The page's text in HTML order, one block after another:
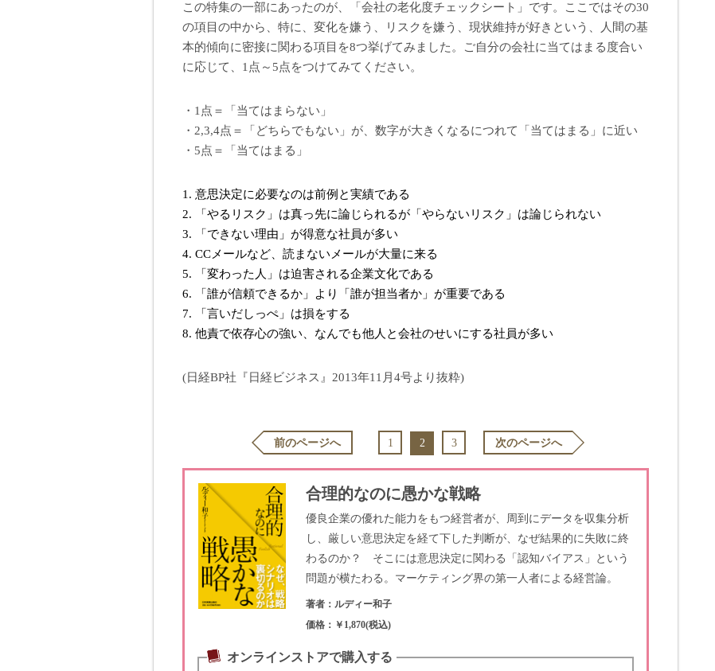
この特集の一部にあったのが、「会社の老化度チェックシート」です。ここではその30
の項目の中から、特に、変化を嫌う、リスクを嫌う、現状維持が好きという、人間の基
本的傾向に密接に関わる項目を8つ挙げてみました。ご自分の会社に当てはまる度合い
に応じて、1点～5点をつけてみてください。
・1点＝「当てはまらない」
・2,3,4点＝「どちらでもない」が、数字が大きくなるにつれて「当てはまる」に近い
・5点＝「当てはまる」
1. 意思決定に必要なのは前例と実績である
2. 「やるリスク」は真っ先に論じられるが「やらないリスク」は論じられない
3. 「できない理由」が得意な社員が多い
4. CCメールなど、読まないメールが大量に来る
5. 「変わった人」は迫害される企業文化である
6. 「誰が信頼できるか」より「誰が担当者か」が重要である
7. 「言いだしっぺ」は損をする
8. 他責で依存心の強い、なんでも他人と会社のせいにする社員が多い
(日経BP社『日経ビジネス』2013年11月4号より抜粋)
前のページへ 1 2 3 次のページへ
合理的なのに愚かな戦略
優良企業の優れた能力をもつ経営者が、周到にデータを収集分析
し、厳しい意思決定を経て下した判断が、なぜ結果的に失敗に終
わるのか？ そこには意思決定に関わる「認知バイアス」という
問題が横たわる。マーケティング界の第一人者による経営論。
著者：ルディー和子
価格：￥1,870(税込)
オンラインストアで購入する